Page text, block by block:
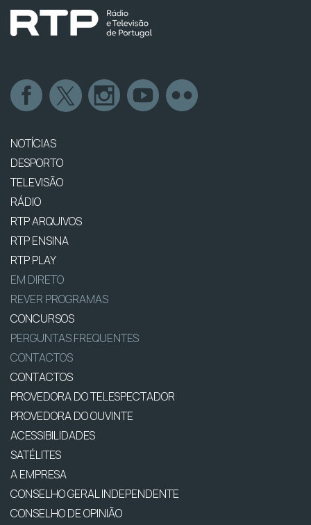
NOTÍCIAS
DESPORTO
TELEVISÃO
RÁDIO
RTP ARQUIVOS
RTP ENSINA
RTP PLAY
EM DIRETO
REVER PROGRAMAS
CONCURSOS
PERGUNTAS FREQUENTES
CONTACTOS
CONTACTOS
PROVEDORA DO TELESPECTADOR
PROVEDORA DO OUVINTE
ACESSIBILIDADES
SATÉLITES
A EMPRESA
CONSELHO GERAL INDEPENDENTE
CONSELHO DE OPINIÃO